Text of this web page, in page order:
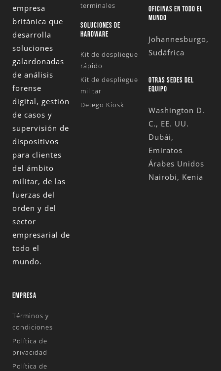
empresa
británica que
desarrolla
soluciones
galardonadas
de análisis
forense
digital, gestión
de casos y
supervisión de
dispositivos
para clientes
del ámbito
militar, de las
fuerzas del
orden y del
sector
empresarial de
todo el
mundo.
terminales
SOLUCIONES DE
HARDWARE
Kit de despliegue
rápido
Kit de despliegue
militar
Detego Kiosk
OFICINAS EN TODO EL
MUNDO
Johannesburgo,
Sudáfrica
OTRAS SEDES DEL
EQUIPO
Washington D.
C., EE. UU.
Dubái,
Emiratos
Árabes Unidos
Nairobi, Kenia
EMPRESA
Términos y
condiciones
Política de
privacidad
Política de